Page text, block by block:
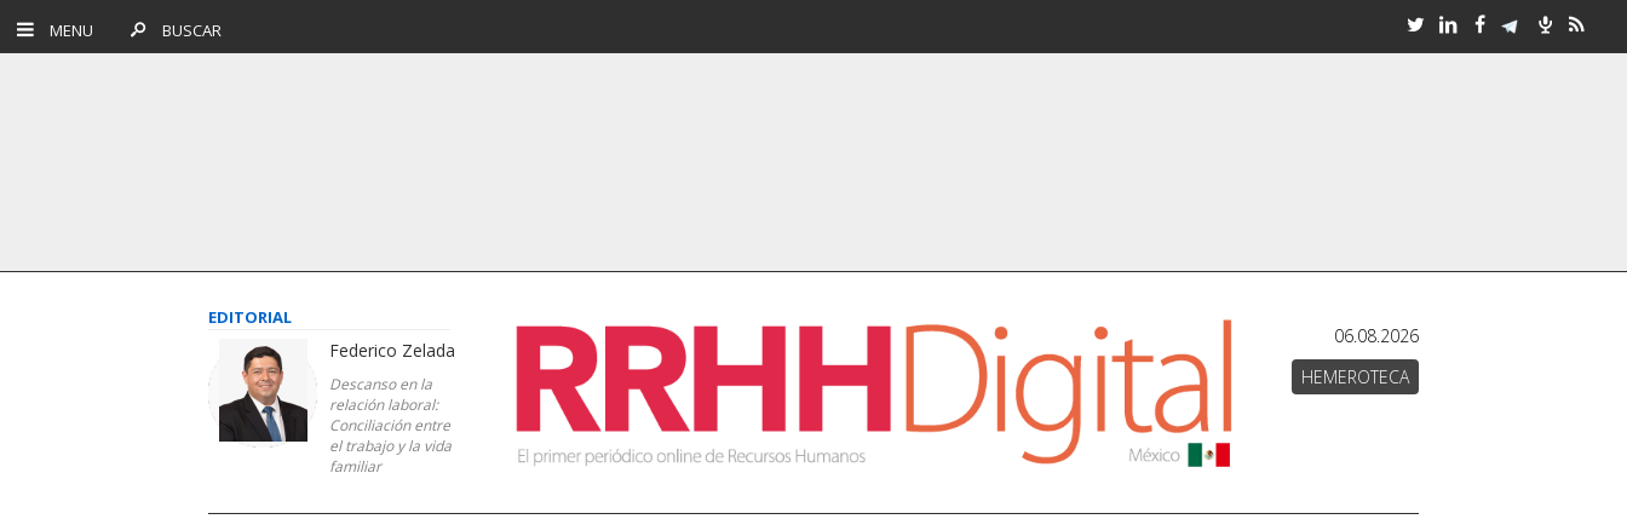
MENU BUSCAR
EDITORIAL
Federico Zelada
Descanso en la
relación laboral:
Conciliación entre
el trabajo y la vida
familiar
06.08.2026
HEMEROTECA